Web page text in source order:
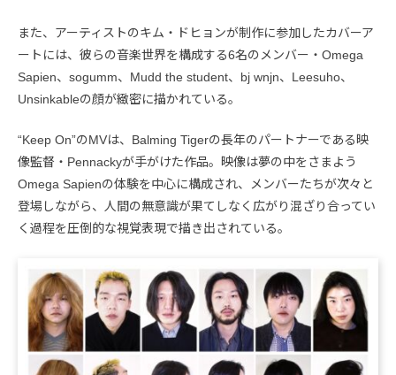
また、アーティストのキム・ドヒョンが制作に参加したカバーア
ートには、彼らの音楽世界を構成する6名のメンバー・Omega
Sapien、sogumm、Mudd the student、bj wnjn、Leesuho、
Unsinkableの顔が緻密に描かれている。
“Keep On”のMVは、Balming Tigerの長年のパートナーである映
像監督・Pennackyが手がけた作品。映像は夢の中をさまよう
Omega Sapienの体験を中心に構成され、メンバーたちが次々と
登場しながら、人間の無意識が果てしなく広がり混ざり合ってい
く過程を圧倒的な視覚表現で描き出されている。